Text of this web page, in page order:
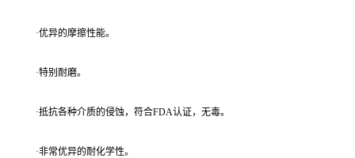
·优异的摩擦性能。
·特别耐磨。
·抵抗各种介质的侵蚀，符合FDA认证，无毒。
·非常优异的耐化学性。